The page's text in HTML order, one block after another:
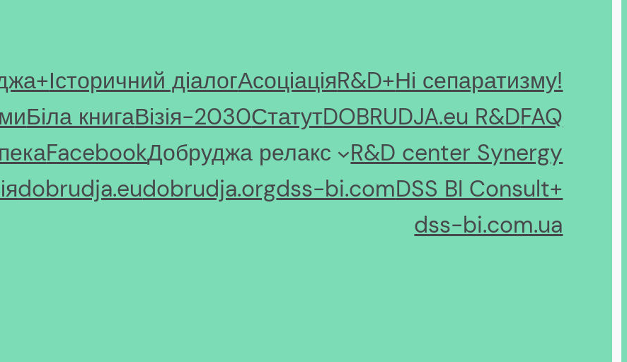
Історичний діалогАсоціаціяR&D+Ні сепаратизму!
Біла книгаВізія-2030СтатутDOBRUDJA.eu R&DFAQ
FacebookДобруджа релакс
R&D center Synergy
dobrudja.eudobrudja.orgdss-bi.comDSS BI Consult+
dss-bi.com.ua